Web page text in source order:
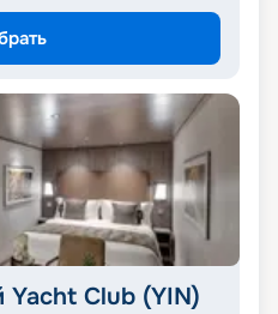
Club (YIN)